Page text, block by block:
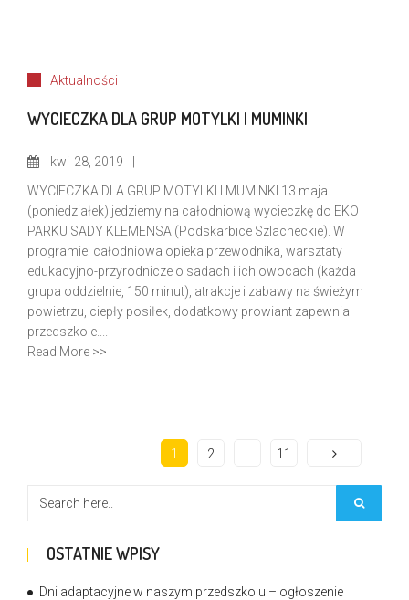
Aktualności
WYCIECZKA DLA GRUP MOTYLKI I MUMINKI
kwi 28, 2019
WYCIECZKA DLA GRUP MOTYLKI I MUMINKI 13 maja
(poniedziałek) jedziemy na całodniową wycieczkę do EKO
PARKU SADY KLEMENSA (Podskarbice Szlacheckie). W
programie: całodniowa opieka przewodnika, warsztaty
edukacyjno-przyrodnicze o sadach i ich owocach (każda
grupa oddzielnie, 150 minut), atrakcje i zabawy na świeżym
powietrzu, ciepły posiłek, dodatkowy prowiant zapewnia
przedszkole....
Read More >>
1 2 11
OSTATNIE WPISY
Dni adaptacyjne w naszym przedszkolu – ogłoszenie